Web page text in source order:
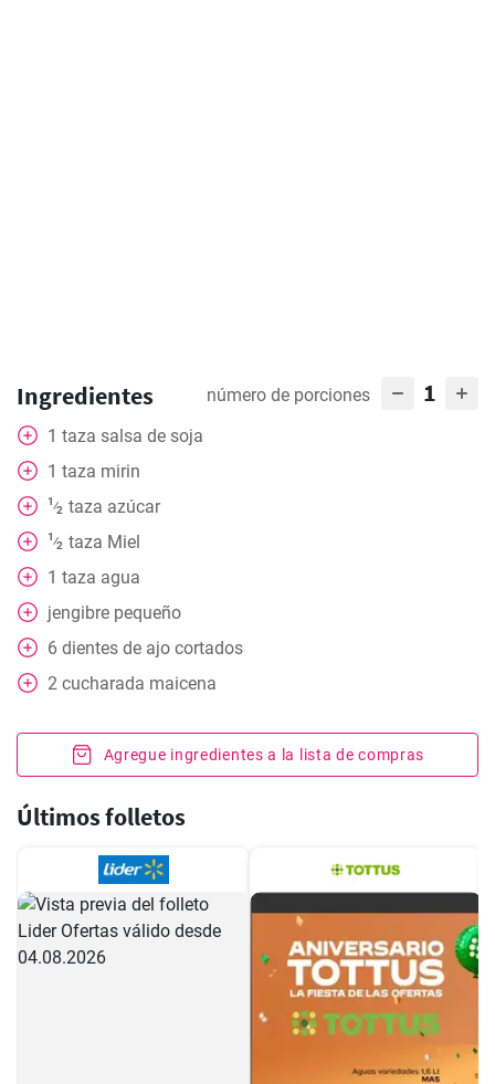
Ingredientes número de porciones 1
1 taza salsa de soja
1 taza mirin
1⁄2 taza azúcar
1⁄2 taza Miel
1 taza agua
jengibre pequeño
6 dientes de ajo cortados
2 cucharada maicena
Agregue ingredientes a la lista de compras
Últimos folletos